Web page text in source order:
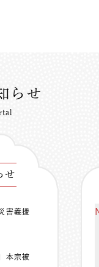
らせ
せ
害義援
本宗被